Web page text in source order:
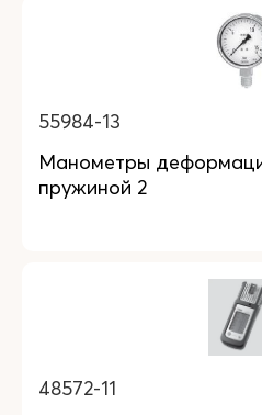
55984-13
Манометры
пружиной 2
48572-11